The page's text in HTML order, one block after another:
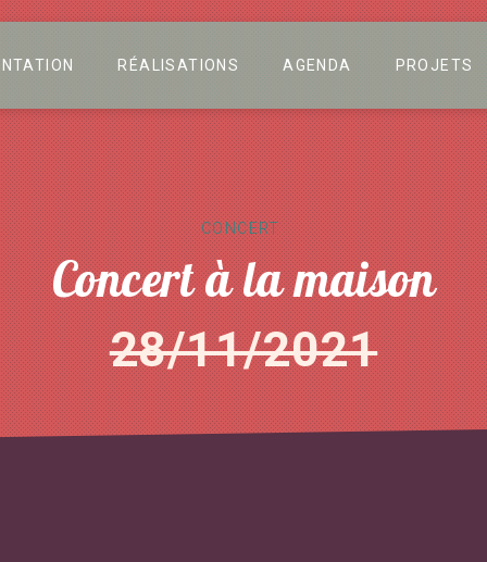
RÉALISATIONS AGENDA PROJETS
CONCERT
Concert à la maison
28/11/2021